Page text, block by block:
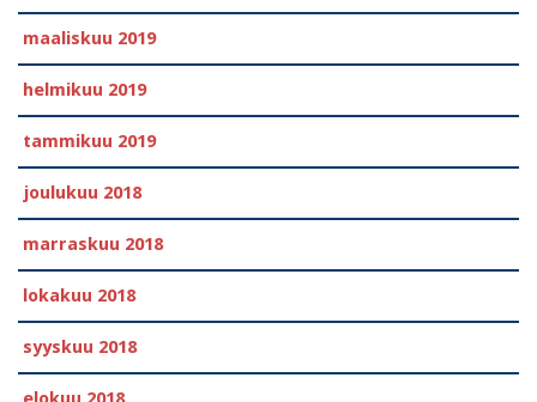
maaliskuu 2019
helmikuu 2019
tammikuu 2019
joulukuu 2018
marraskuu 2018
lokakuu 2018
syyskuu 2018